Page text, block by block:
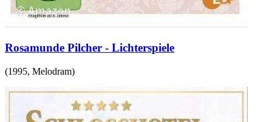
Rosamunde Pilcher - Lichterspiele
(1995, Melodram)